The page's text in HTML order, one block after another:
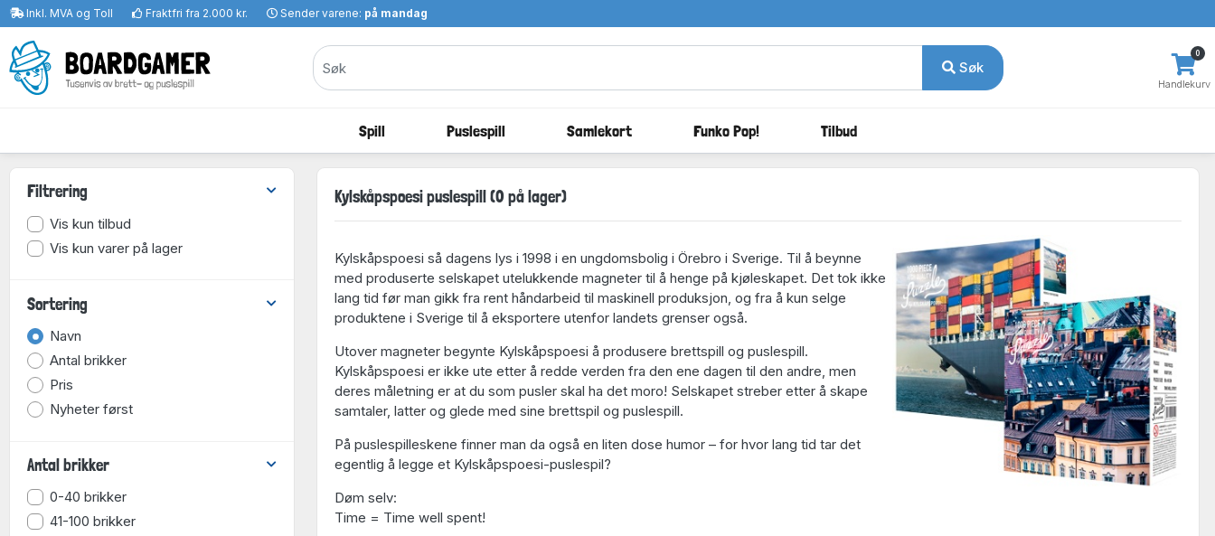
Inkl. MVA og Toll Fraktfri fra 2.000 kr. Sender varene: på mandag
Søk
Handlekurv
0
Spill Puslespill Samlekort Funko Pop! Tilbud
Filtrering
Vis kun tilbud
Vis kun varer på lager
Sortering
Navn
Antal brikker
Pris
Nyheter først
Antal brikker
0-40 brikker
41-100 brikker
Kylskåpspoesi puslespill (0 på lager)
Kylskåpspoesi så dagens lys i 1998 i en ungdomsbolig i Örebro i Sverige. Til å beynne
med produserte selskapet utelukkende magneter til å henge på kjøleskapet. Det tok ikke
lang tid før man gikk fra rent håndarbeid til maskinell produksjon, og fra å kun selge
produktene i Sverige til å eksportere utenfor landets grenser også.
Utover magneter begynte Kylskåpspoesi å produsere brettspill og puslespill.
Kylskåpspoesi er ikke ute etter å redde verden fra den ene dagen til den andre, men
deres måletning er at du som pusler skal ha det moro! Selskapet streber etter å skape
samtaler, latter og glede med sine brettspil og puslespill.
På puslespilleskene finner man da også en liten dose humor – for hvor lang tid tar det
egentlig å legge et Kylskåpspoesi-puslespil?
Døm selv:
Time = Time well spent!